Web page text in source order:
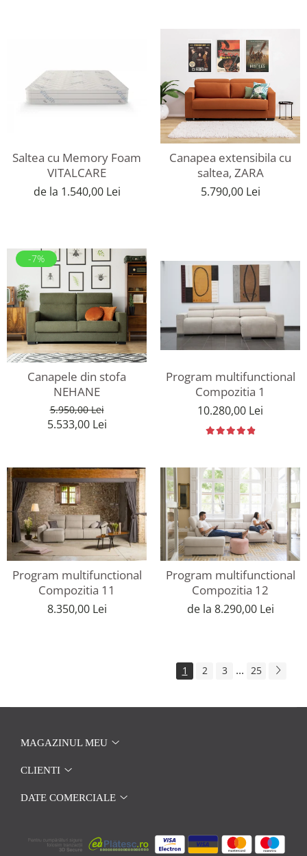
Saltea cu Memory Foam
VITALCARE
de la 1.540,00 Lei
Canapea extensibila cu
saltea, ZARA
5.790,00 Lei
-7%
Canapele din stofa
NEHANE
5.950,00 Lei
5.533,00 Lei
Program multifunctional
Compozitia 1
10.280,00 Lei
Program multifunctional
Compozitia 11
8.350,00 Lei
Program multifunctional
Compozitia 12
de la 8.290,00 Lei
1 2 3 ... 25
MAGAZINUL MEU
CLIENTI
DATE COMERCIALE